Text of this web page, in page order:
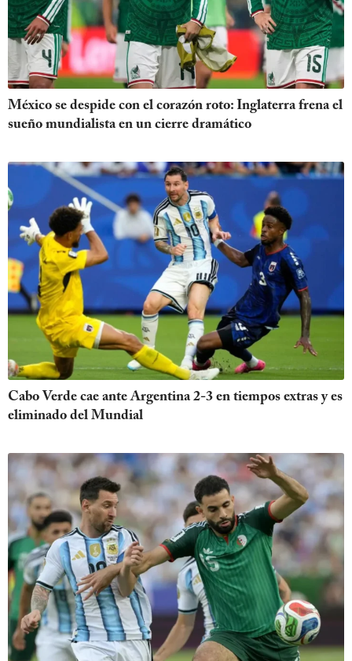
México se despide con el corazón roto: Inglaterra frena el
sueño mundialista en un cierre dramático
Cabo Verde cae ante Argentina 2-3 en tiempos extras y es
eliminado del Mundial